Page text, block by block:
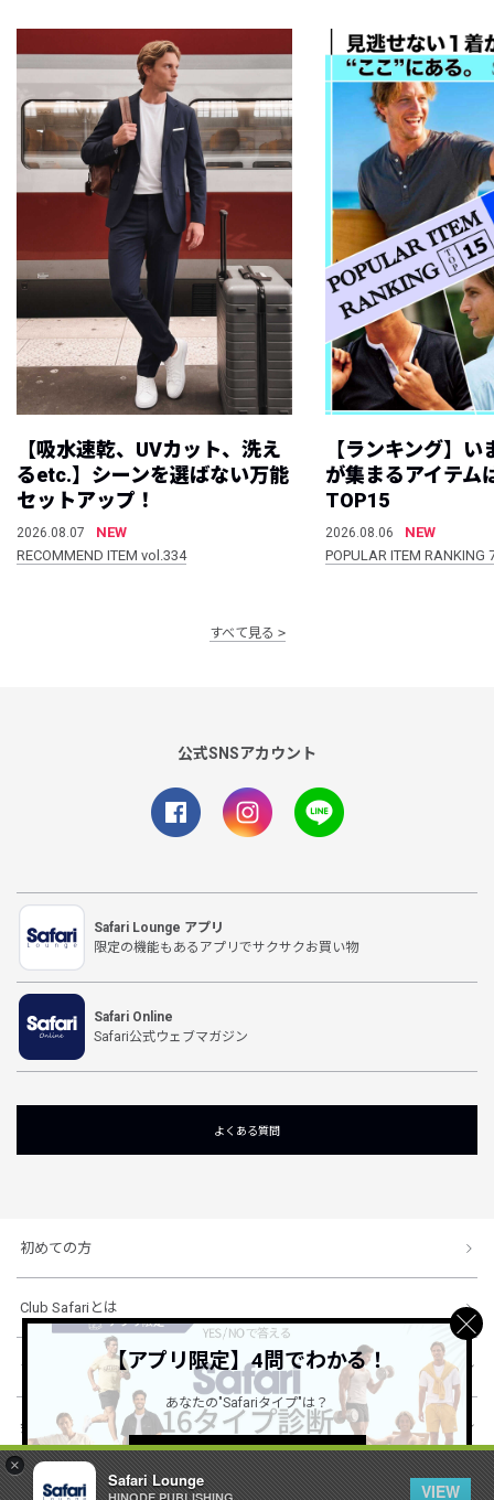
×
Safari Lounge
VIEW
【吸水速乾、UVカット、洗え
るetc.】シーンを選ばない万能
セットアップ！
2026.08.07
NEW
RECOMMEND ITEM vol.334
【ランキング】
が集まるアイテム
TOP15
2026.08.06
NEW
POPULAR ITEM
すべて見る
公式SNSアカウント
Safari Lounge アプリ
限定の機能もあるアプリでサクサクお買い物
Safari Online
Safari公式ウェブマガジン
よくある質問
初めての方
Club Safariとは
ショッピングガイド
会社概要・規約
【アプリ限定】4問でわかる！
あなたの"Safariタイプ"は？
詳しくはこちら ＞